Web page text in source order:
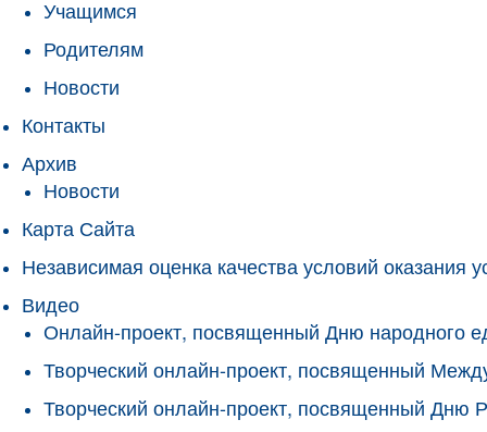
Учащимся
Родителям
Новости
Контакты
Архив
Новости
Карта Сайта
Независимая оценка качества условий оказания
Видео
Онлайн-проект, посвященный Дню народного
Творческий онлайн-проект, посвященный
Творческий онлайн-проект, посвященный Дню